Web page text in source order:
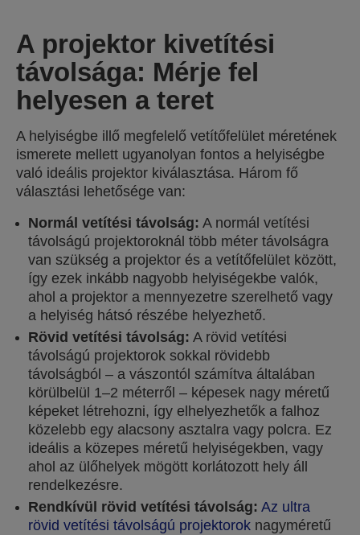
A projektor kivetítési
távolsága: Mérje fel
helyesen a teret
A helyiségbe illő megfelelő vetítőfelület méretének
ismerete mellett ugyanolyan fontos a helyiségbe
való ideális projektor kiválasztása. Három fő
választási lehetősége van:
Normál vetítési távolság: A normál vetítési
távolságú projektoroknál több méter távolságra
van szükség a projektor és a vetítőfelület között,
így ezek inkább nagyobb helyiségekbe valók,
ahol a projektor a mennyezetre szerelhető vagy
a helyiség hátsó részébe helyezhető.
Rövid vetítési távolság: A rövid vetítési
távolságú projektorok sokkal rövidebb
távolságból – a vászontól számítva általában
körülbelül 1–2 méterről – képesek nagy méretű
képeket létrehozni, így elhelyezhetők a falhoz
közelebb egy alacsony asztalra vagy polcra. Ez
ideális a közepes méretű helyiségekben, vagy
ahol az ülőhelyek mögött korlátozott hely áll
rendelkezésre.
Rendkívül rövid vetítési távolság: Az ultra
rövid vetítési távolságú projektorok nagyméretű